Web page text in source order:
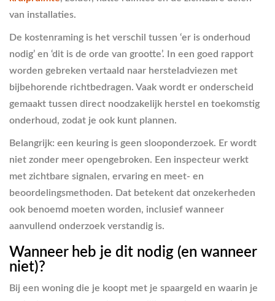
van installaties.
De kostenraming is het verschil tussen ‘er is onderhoud
nodig’ en ‘dit is de orde van grootte’. In een goed rapport
worden gebreken vertaald naar hersteladviezen met
bijbehorende richtbedragen. Vaak wordt er onderscheid
gemaakt tussen direct noodzakelijk herstel en toekomstig
onderhoud, zodat je ook kunt plannen.
Belangrijk: een keuring is geen slooponderzoek. Er wordt
niet zonder meer opengebroken. Een inspecteur werkt
met zichtbare signalen, ervaring en meet- en
beoordelingsmethoden. Dat betekent dat onzekerheden
ook benoemd moeten worden, inclusief wanneer
aanvullend onderzoek verstandig is.
Wanneer heb je dit nodig (en wanneer
niet)?
Bij een woning die je koopt met je spaargeld en waarin je